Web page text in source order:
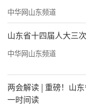
中医药养生
近年来，
视，“中医药养
中华网山东频道
山东省十四届人大三
中华网山东频道
两会解读 | 重磅！山
一时间读